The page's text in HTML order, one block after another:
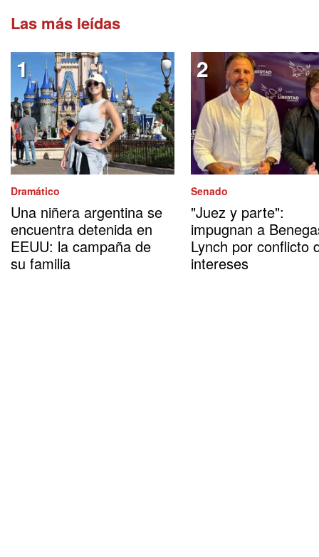
Las más leídas
Dramático
Una niñera argentina se
encuentra detenida en
EEUU: la campaña de
su familia
Senado
"Juez y parte":
impugnan a
Lynch por conflicto
intereses